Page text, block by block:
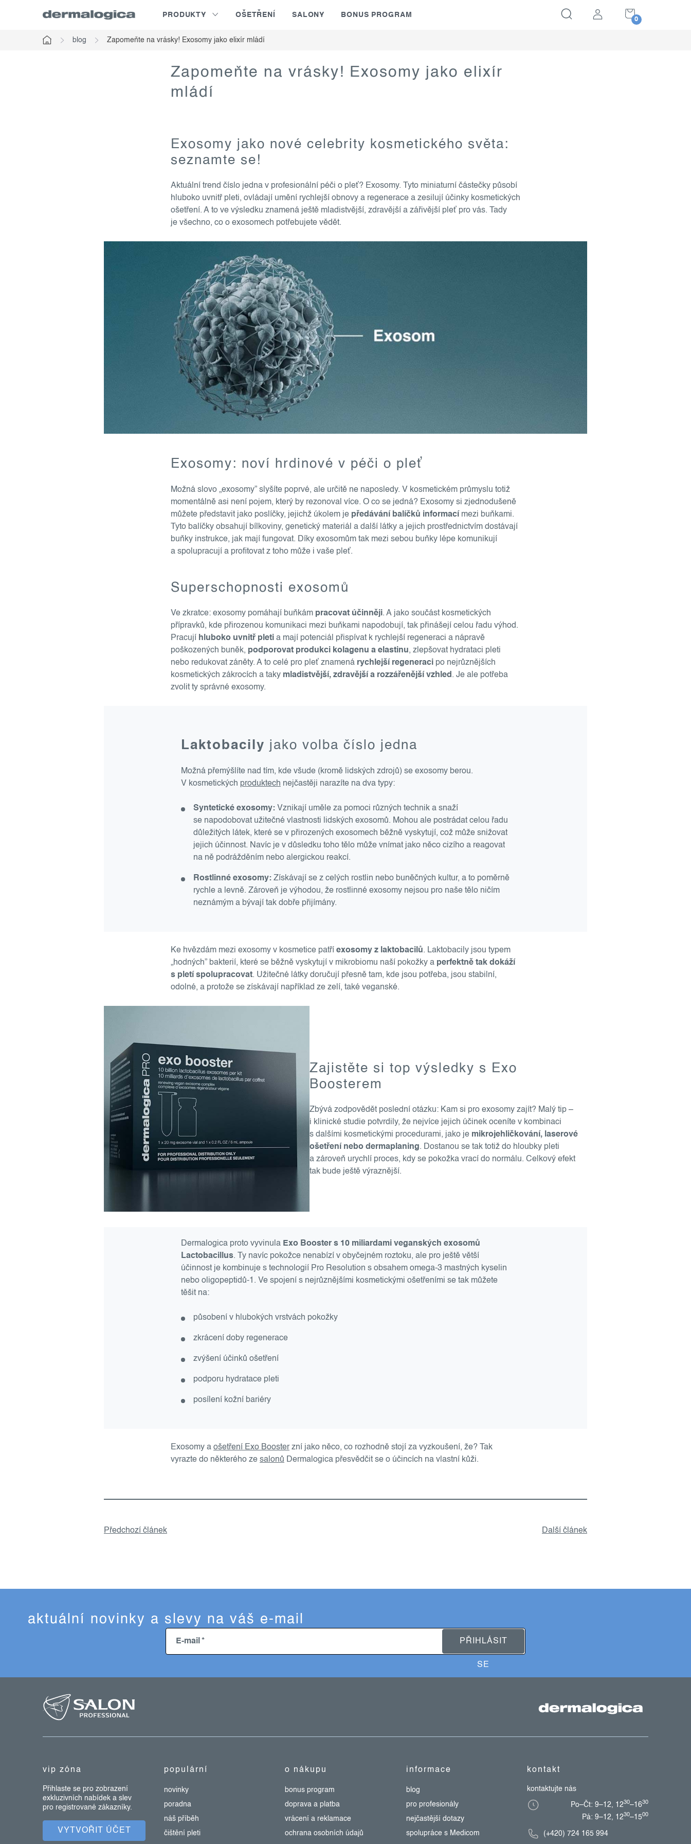
NÁKUPNÍ
KOŠÍK
PRODUKTY OŠETŘENÍ SALONY BONUS PROGRAM
blog Zapomeňte na vrásky! Exosomy jako elixír mládí
Zapomeňte na vrásky! Exosomy jako elixír
mládí
Exosomy jako nové celebrity kosmetického světa:
seznamte se!
Aktuální trend číslo jedna v profesionální péči o pleť? Exosomy. Tyto miniaturní částečky působí
hluboko uvnitř pleti, ovládají umění rychlejší obnovy a regenerace a zesilují účinky kosmetických
ošetření. A to ve výsledku znamená ještě mladistvější, zdravější a zářivější pleť pro vás. Tady
je všechno, co o exosomech potřebujete vědět.
Exosomy: noví hrdinové v péči o pleť
Možná slovo „exosomy” slyšíte poprvé, ale určitě ne naposledy. V kosmetickém průmyslu totiž
momentálně asi není pojem, který by rezonoval více. O co se jedná? Exosomy si zjednodušeně
můžete představit jako poslíčky, jejichž úkolem je předávání balíčků informací mezi buňkami.
Tyto balíčky obsahují bílkoviny, genetický materiál a další látky a jejich prostřednictvím dostávají
buňky instrukce, jak mají fungovat. Díky exosomům tak mezi sebou buňky lépe komunikují
a spolupracují a profitovat z toho může i vaše pleť.
Superschopnosti exosomů
Ve zkratce: exosomy pomáhají buňkám pracovat účinněji. A jako součást kosmetických
přípravků, kde přirozenou komunikaci mezi buňkami napodobují, tak přinášejí celou řadu výhod.
Pracují hluboko uvnitř pleti a mají potenciál přispívat k rychlejší regeneraci a nápravě
poškozených buněk, podporovat produkci kolagenu a elastinu, zlepšovat hydrataci pleti
nebo redukovat záněty. A to celé pro pleť znamená rychlejší regeneraci po nejrůznějších
kosmetických zákrocích a taky mladistvější, zdravější a rozzářenější vzhled. Je ale potřeba
zvolit ty správné exosomy.
Laktobacily jako volba číslo jedna
Možná přemýšlíte nad tím, kde všude (kromě lidských zdrojů) se exosomy berou.
V kosmetických produktech nejčastěji narazíte na dva typy:
Syntetické exosomy: Vznikají uměle za pomoci různých technik a snaží
se napodobovat užitečné vlastnosti lidských exosomů. Mohou ale postrádat celou řadu
důležitých látek, které se v přirozených exosomech běžně vyskytují, což může snižovat
jejich účinnost. Navíc je v důsledku toho tělo může vnímat jako něco cizího a reagovat
na ně podrážděním nebo alergickou reakcí.
Rostlinné exosomy: Získávají se z celých rostlin nebo buněčných kultur, a to poměrně
rychle a levně. Zároveň je výhodou, že rostlinné exosomy nejsou pro naše tělo ničím
neznámým a bývají tak dobře přijímány.
Ke hvězdám mezi exosomy v kosmetice patří exosomy z laktobacilů. Laktobacily jsou typem
„hodných” bakterií, které se běžně vyskytují v mikrobiomu naší pokožky a perfektně tak dokáží
s pletí spolupracovat. Užitečné látky doručují přesně tam, kde jsou potřeba, jsou stabilní,
odolné, a protože se získávají například ze zelí, také veganské.
Zajistěte si top výsledky s Exo
Boosterem
Zbývá zodpovědět poslední otázku: Kam si pro exosomy zajít? Malý tip –
i klinické studie potvrdily, že nejvíce jejich účinek oceníte v kombinaci
s dalšími kosmetickými procedurami, jako je mikrojehličkování, laserové
ošetření nebo dermaplaning. Dostanou se tak totiž do hloubky pleti
a zároveň urychlí proces, kdy se pokožka vrací do normálu. Celkový efekt
tak bude ještě výraznější.
Dermalogica proto vyvinula Exo Booster s 10 miliardami veganských exosomů
Lactobacillus. Ty navíc pokožce nenabízí v obyčejném roztoku, ale pro ještě větší
účinnost je kombinuje s technologií Pro Resolution s obsahem omega-3 mastných kyselin
nebo oligopeptidů-1. Ve spojení s nejrůznějšími kosmetickými ošetřeními se tak můžete
těšit na:
působení v hlubokých vrstvách pokožky
zkrácení doby regenerace
zvýšení účinků ošetření
podporu hydratace pleti
posílení kožní bariéry
Exosomy a ošetření Exo Booster zní jako něco, co rozhodně stojí za vyzkoušení, že? Tak
vyrazte do některého ze salonů Dermalogica přesvědčit se o účincích na vlastní kůži.
Předchozí článek Další článek
aktuální novinky a slevy na váš e-mail
E-mail PŘIHLÁSIT
SE
vip zóna
Přihlaste se pro zobrazení
exkluzivních nabídek a slev
pro registrované zákazníky.
VYTVOŘIT ÚČET
populární
novinky
poradna
náš příběh
čištění pleti
o nákupu
bonus program
doprava a platba
vrácení a reklamace
ochrana osobních údajů
informace
blog
pro profesionály
nejčastější dotazy
spolupráce s Medicom
kontakt
kontaktujte nás
Po–Čt: 9–12, 1230–1630
Pá: 9–12, 1230–1500
(+420) 724 165 994